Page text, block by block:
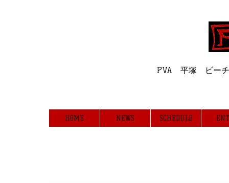
PVA 平塚 ビー
HOME NEWS SCHEDULE